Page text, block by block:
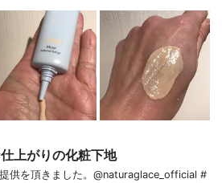
上がりの化粧下地
供を頂きました。@naturaglace_official #